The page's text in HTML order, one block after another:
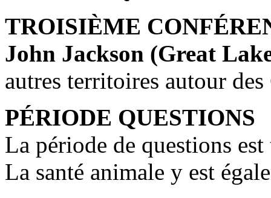
TROISIÈME
John Jackson (Great
autres territoires autour
PÉRIODE QUESTIONS
La période de questions est
La santé animale y est